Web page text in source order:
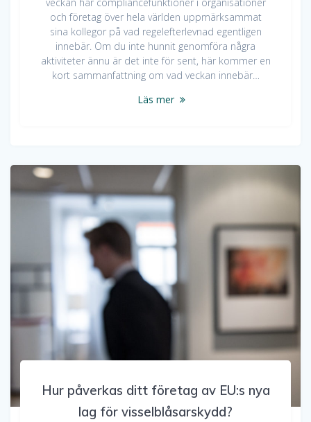
veckan har compliancefunktioner i organisationer
och företag över hela världen uppmärksammat
sina kollegor på vad regelefterlevnad egentligen
innebär. Om du inte hunnit genomföra några
aktiviteter ännu är det inte för sent, här kommer en
kort sammanfattning om vad veckan innebär…
Läs mer
Hur påverkas ditt företag av EU:s nya
lag för visselblåsarskydd?